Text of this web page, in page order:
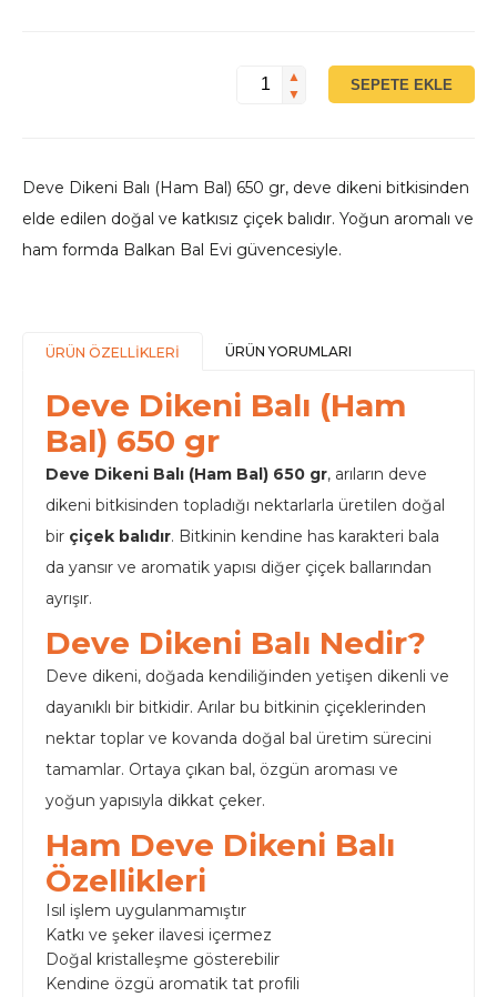
SEPETE EKLE
▲
▼
Deve Dikeni Balı (Ham Bal) 650 gr, deve dikeni bitkisinden
elde edilen doğal ve katkısız çiçek balıdır. Yoğun aromalı ve
ham formda Balkan Bal Evi güvencesiyle.
ÜRÜN ÖZELLİKLERİ ÜRÜN YORUMLARI
Deve Dikeni Balı (Ham
Bal) 650 gr
Deve Dikeni Balı (Ham Bal) 650 gr, arıların deve
dikeni bitkisinden topladığı nektarlarla üretilen doğal
bir çiçek balıdır. Bitkinin kendine has karakteri bala
da yansır ve aromatik yapısı diğer çiçek ballarından
ayrışır.
Deve Dikeni Balı Nedir?
Deve dikeni, doğada kendiliğinden yetişen dikenli ve
dayanıklı bir bitkidir. Arılar bu bitkinin çiçeklerinden
nektar toplar ve kovanda doğal bal üretim sürecini
tamamlar. Ortaya çıkan bal, özgün aroması ve
yoğun yapısıyla dikkat çeker.
Ham Deve Dikeni Balı
Özellikleri
Isıl işlem uygulanmamıştır
Katkı ve şeker ilavesi içermez
Doğal kristalleşme gösterebilir
Kendine özgü aromatik tat profili